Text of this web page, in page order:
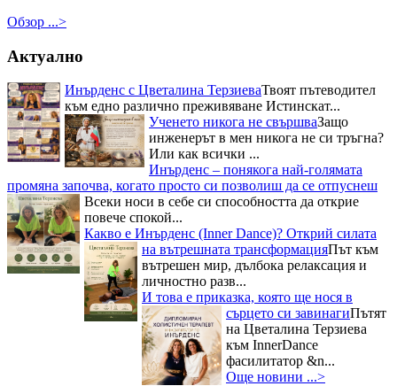
Обзор ...>
Актуално
Инърденс с Цветалина ТерзиеваТвоят пътеводител
към едно различно преживяване Истинскат...
Ученето никога не свършваЗащо
инженерът в мен никога не си тръгна?
Или как всички ...
Инърденс – понякога най-голямата
промяна започва, когато просто си позволиш да се отпуснеш
Всеки носи в себе си способността да открие
повече спокой...
Какво е Инърденс (Inner Dance)? Открий силата
на вътрешната трансформацияПът към
вътрешен мир, дълбока релаксация и
личностно разв...
И това е приказка, която ще нося в
сърцето си завинагиПътят
на Цветалина Терзиева
към InnerDance
фасилитатор &n...
Още новини ...>